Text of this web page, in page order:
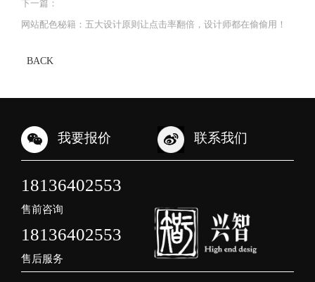
下一篇：
网站配色秘籍：五大设计原则让点击率翻倍，设计师都在偷偷用！
BACK
我要报价 联系我们
18136402553
售前咨询
18136402553
售后服务